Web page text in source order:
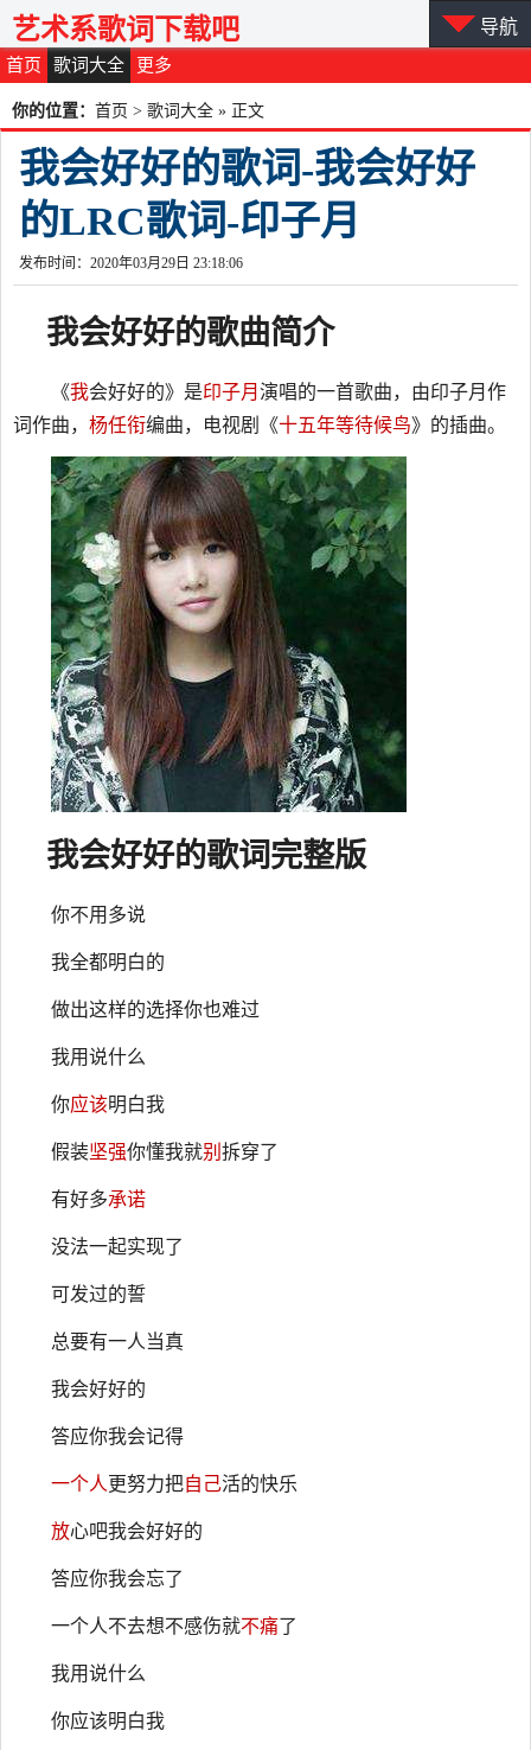
首页 歌词大全 更多
艺术系歌词下载吧 导航
你的位置： 首页 > 歌词大全 » 正文
我会好好的歌词-我会好好
的LRC歌词-印子月
发布时间：2020年03月29日 23:18:06
我会好好的歌曲简介
《我会好好的》是印子月 演唱的一首歌曲，由印子月作
词作曲， 杨任衔编曲，电视剧《十五年等待候鸟》的插曲。
我会好好的歌词完整版
你不用多说
我全都明白的
做出这样的选择你也难过
我用说什么
你应该明白我
假装坚强你懂我就别 拆穿了
有好多承诺
没法一起实现了
可发过的誓
总要有一人当真
我会好好的
答应你我会记得
一个人 更努力把自己活的快乐
放心吧我会好好的
答应你我会忘了
一个人不去想不感伤就不痛了
我用说什么
你应该明白我